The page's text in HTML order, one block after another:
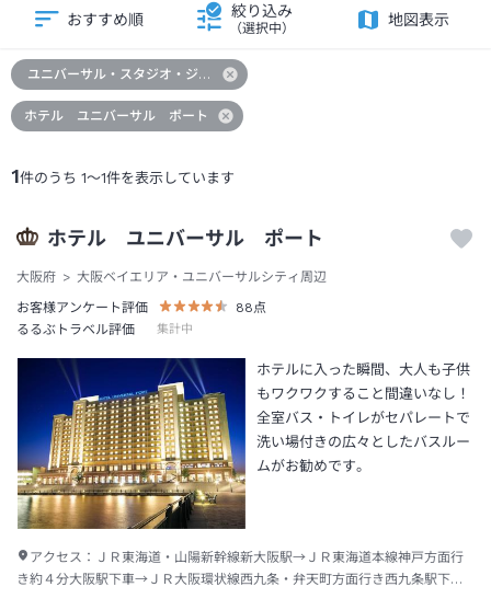
1件のうち 1～1件を表示しています
おすすめ順 絞り込み
（選択中）
地図表示
ユニバーサル・スタジオ・ジャパンへの旅
ホテル ユニバーサル ポート
ホテル ユニバーサル ポート
大阪府
大阪ベイエリア・ユニバーサルシティ周辺
お客様アンケート評価
88 点
るるぶトラベル評価
集計中
ホテルに入った瞬間、大人も子供
もワクワクすること間違いなし！
全室バス・トイレがセパレートで
洗い場付きの広々としたバスルー
ムがお勧めです。
アクセス： ＪＲ東海道・山陽新幹線新大阪駅→ＪＲ東海道本線神戸方面行
き約４分大阪駅下車→ＪＲ大阪環状線西九条・弁天町方面行き西九条駅下車